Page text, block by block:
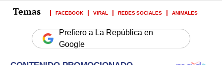
FACEBOOK VIRAL REDES SOCIALES ANIMALES
Prefiero a La República en
Google